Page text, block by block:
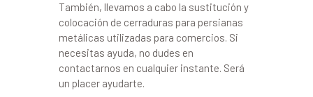
También, llevamos a cabo la sustitución y
colocación de cerraduras para persianas
metálicas utilizadas para comercios. Si
necesitas ayuda, no dudes en
contactarnos en cualquier instante. Será
un placer ayudarte.